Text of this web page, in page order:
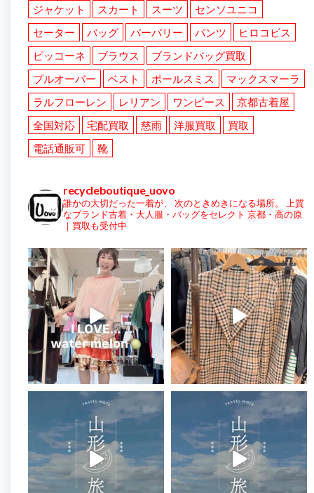
ジャケット
スカート スーツ
センソユニコ
セーター
バッグ バーバリー パンツ
ヒロコビス
ピッコーネ
ブラウス
ブランドバッグ買取
プルオーバー
ベスト ポールスミス
マックスマーラ
ラルフローレン
レリアン ワンピース
京都古着屋
全国対応
宅配買取 慈雨 洋服買取
買取
電話通販可
靴
recycleboutique_uovo
誰かの大切だった一着が、 次のときめきになる場所。
上質
なブランド古着・大人服・バッグをセレクト 京都・高の原
｜買取も受付中